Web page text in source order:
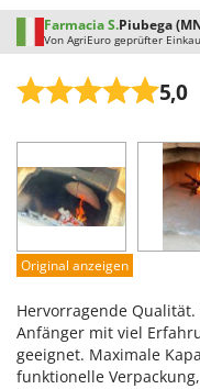
Farmacia S.Piubega
Von AgriEuro geprüfter
5,0
Benutzerfreundlichkeit
Qualität / Preis
Schwierigkeitsgrad
Original anzeigen
Hervorragende
Anfänger mit viel
geeignet. Maximale
funktionelle